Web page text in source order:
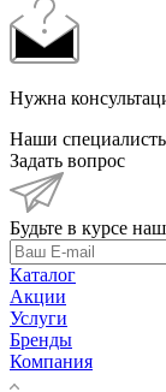
Нужна
Наши
Задать вопрос
Будьте в курсе
Каталог
Акции
Услуги
Бренды
Компания